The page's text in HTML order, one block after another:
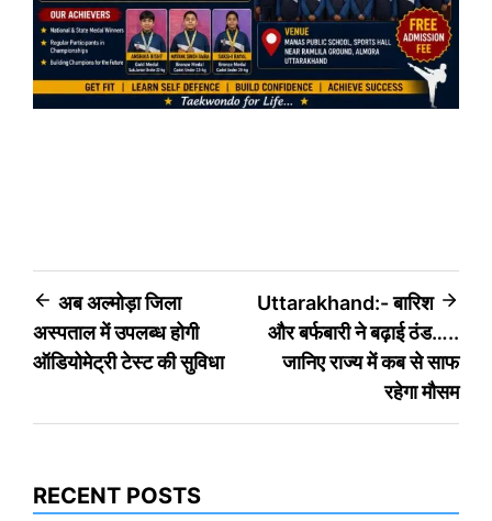
Post
navigation
अब अल्मोड़ा जिला
अस्पताल में उपलब्ध होगी
ऑडियोमेट्री टेस्ट की सुविधा
Uttarakhand:- बारिश
और बर्फबारी ने बढ़ाई ठंड…..
जानिए राज्य में कब से साफ
रहेगा मौसम
RECENT POSTS